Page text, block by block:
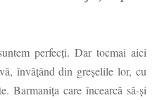
perfecți. Dar tocmai aici
învățând din greșelile lor, cu
Barmanița care încearcă să-și